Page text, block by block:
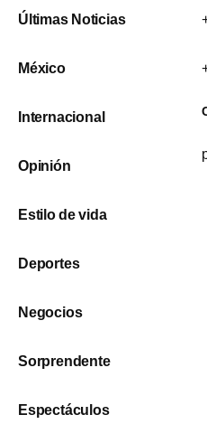
Últimas Noticias
México
Internacional
Opinión
Estilo de vida
Deportes
Negocios
Sorprendente
Espectáculos